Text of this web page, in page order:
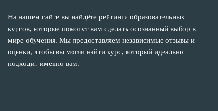
На нашем сайте вы найдёте рейтинги образовательных
курсов, которые помогут вам сделать осознанный выбор в
мире обучения. Мы предоставляем независимые отзывы и
оценки, чтобы вы могли найти курс, который идеально
подходит именно вам.